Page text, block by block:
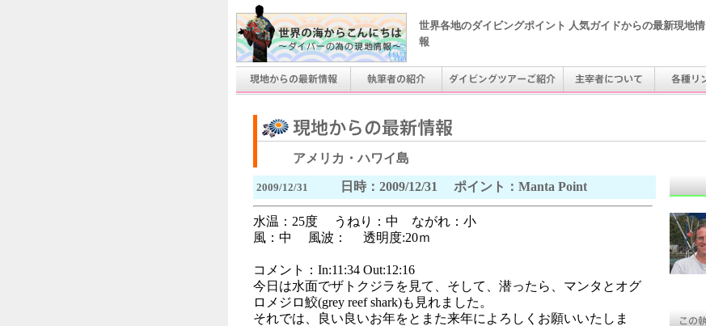
世界各地のダイビングポイント 人気ガイドからの最新現地情
報
アメリカ・ハワイ島
2009/12/31 日時：2009/12/31 ポイント：Manta Point
水温：25度 うねり：中 ながれ：小
風：中 風波： 透明度:20ｍ
コメント：In:11:34 Out:12:16
今日は水面でザトクジラを見て、そして、潜ったら、マンタとオグ
ロメジロ鮫(grey reef shark)も見れました。
それでは、良い良いお年をとまた来年によろしくお願いいたしま